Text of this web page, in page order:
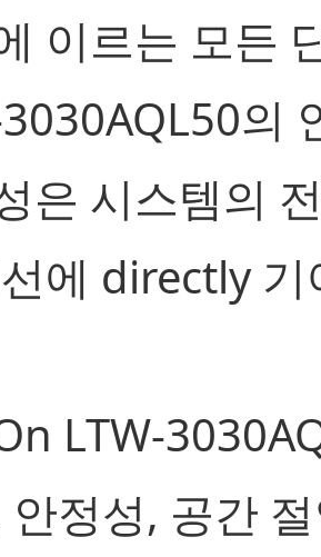
이르는 모든
의
은 시스템의
에 directly
LTW-
안정성, 공간